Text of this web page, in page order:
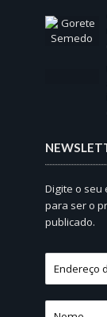
Digite o seu
para ser o
publicado.